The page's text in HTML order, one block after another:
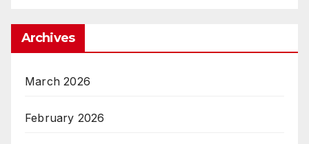
Archives
March 2026
February 2026